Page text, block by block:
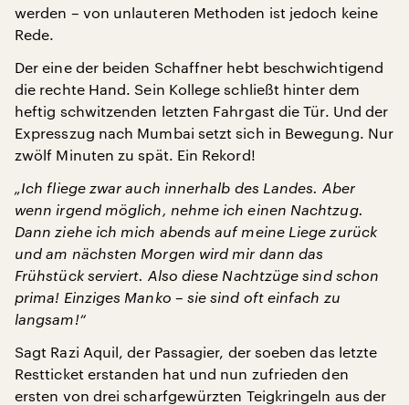
werden – von unlauteren Methoden ist jedoch keine
Rede.
Der eine der beiden Schaffner hebt beschwichtigend
die rechte Hand. Sein Kollege schließt hinter dem
heftig schwitzenden letzten Fahrgast die Tür. Und der
Expresszug nach Mumbai setzt sich in Bewegung. Nur
zwölf Minuten zu spät. Ein Rekord!
„Ich fliege zwar auch innerhalb des Landes. Aber
wenn irgend möglich, nehme ich einen Nachtzug.
Dann ziehe ich mich abends auf meine Liege zurück
und am nächsten Morgen wird mir dann das
Frühstück serviert. Also diese Nachtzüge sind schon
prima! Einziges Manko – sie sind oft einfach zu
langsam!“
Sagt Razi Aquil, der Passagier, der soeben das letzte
Restticket erstanden hat und nun zufrieden den
ersten von drei scharfgewürzten Teigkringeln aus der